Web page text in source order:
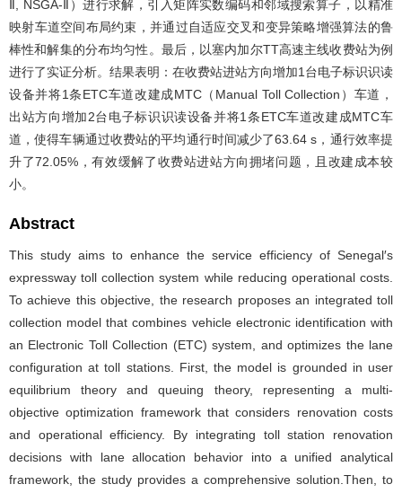
Ⅱ, NSGA-Ⅱ）进行求解，引入矩阵实数编码和邻域搜索算子，以精准
映射车道空间布局约束，并通过自适应交叉和变异策略增强算法的鲁
棒性和解集的分布均匀性。最后，以塞内加尔TT高速主线收费站为例
进行了实证分析。结果表明：在收费站进站方向增加1台电子标识识读
设备并将1条ETC车道改建成MTC（Manual Toll Collection）车道，
出站方向增加2台电子标识识读设备并将1条ETC车道改建成MTC车
道，使得车辆通过收费站的平均通行时间减少了63.64 s，通行效率提
升了72.05%，有效缓解了收费站进站方向拥堵问题，且改建成本较
小。
Abstract
This study aims to enhance the service efficiency of Senegal′s
expressway toll collection system while reducing operational costs.
To achieve this objective, the research proposes an integrated toll
collection model that combines vehicle electronic identification with
an Electronic Toll Collection (ETC) system, and optimizes the lane
configuration at toll stations. First, the model is grounded in user
equilibrium theory and queuing theory, representing a multi-
objective optimization framework that considers renovation costs
and operational efficiency. By integrating toll station renovation
decisions with lane allocation behavior into a unified analytical
framework, the study provides a comprehensive solution.Then, to